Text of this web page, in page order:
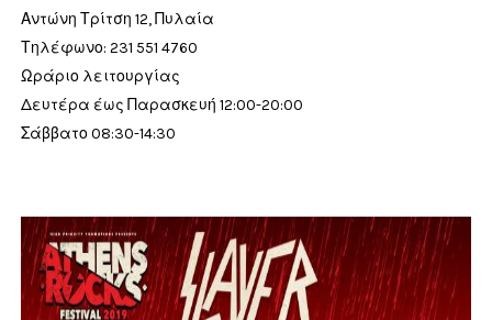
Αντώνη Τρίτση 12, Πυλαία
Τηλέφωνο: 231 551 4760
Ωράριο λειτουργίας
Δευτέρα έως Παρασκευή 12:00-20:00
Σάββατο 08:30-14:30